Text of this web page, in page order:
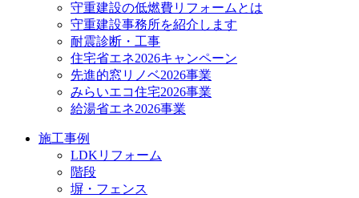
守重建設の低燃費リフォームとは
守重建設事務所を紹介します
耐震診断・工事
住宅省エネ2026キャンペーン
先進的窓リノベ2026事業
みらいエコ住宅2026事業
給湯省エネ2026事業
施工事例
LDKリフォーム
階段
塀・フェンス